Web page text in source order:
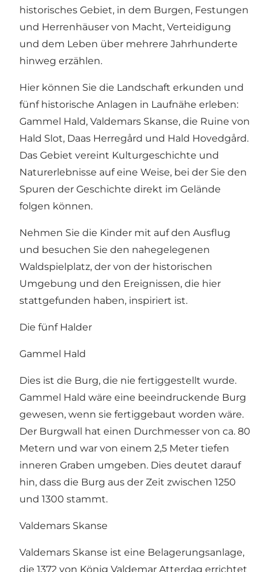
historisches Gebiet, in dem Burgen, Festungen
und Herrenhäuser von Macht, Verteidigung
und dem Leben über mehrere Jahrhunderte
hinweg erzählen.
Hier können Sie die Landschaft erkunden und
fünf historische Anlagen in Laufnähe erleben:
Gammel Hald, Valdemars Skanse, die Ruine von
Hald Slot, Daas Herregård und Hald Hovedgård.
Das Gebiet vereint Kulturgeschichte und
Naturerlebnisse auf eine Weise, bei der Sie den
Spuren der Geschichte direkt im Gelände
folgen können.
Nehmen Sie die Kinder mit auf den Ausflug
und besuchen Sie den nahegelegenen
Waldspielplatz, der von der historischen
Umgebung und den Ereignissen, die hier
stattgefunden haben, inspiriert ist.
Die fünf Halder
Gammel Hald
Dies ist die Burg, die nie fertiggestellt wurde.
Gammel Hald wäre eine beeindruckende Burg
gewesen, wenn sie fertiggebaut worden wäre.
Der Burgwall hat einen Durchmesser von ca. 80
Metern und war von einem 2,5 Meter tiefen
inneren Graben umgeben. Dies deutet darauf
hin, dass die Burg aus der Zeit zwischen 1250
und 1300 stammt.
Valdemars Skanse
Valdemars Skanse ist eine Belagerungsanlage,
die 1372 von König Valdemar Atterdag errichtet